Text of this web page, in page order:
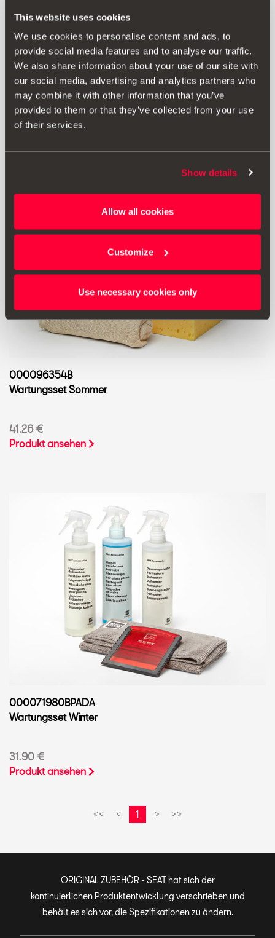
This website uses cookies
We use cookies to personalise content and ads, to
provide social media features and to analyse our traffic.
We also share information about your use of our site with
our social media, advertising and analytics partners who
may combine it with other information that you’ve
provided to them or that they’ve collected from your use
of their services.
Show details
Allow all cookies
Customize
Use necessary cookies only
00S096301S 030
Trockenreinigung
31.69 €
Produkt ansehen
000096354B
Wartungsset Sommer
41.26 €
Produkt ansehen
000071980BPADA
Wartungsset Winter
31.90 €
Produkt ansehen
<< < 1 > >>
ORIGINAL ZUBEHÖR - SEAT hat sich der
kontinuierlichen Produktentwicklung verschrieben und
behält es sich vor, die Spezifikationen zu ändern.